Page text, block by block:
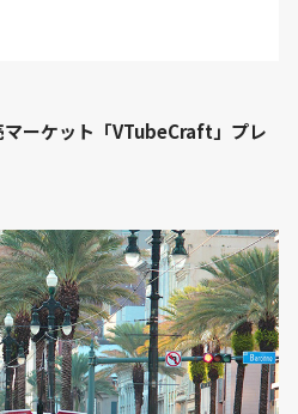
ーケット「VTubeCraft」プレ